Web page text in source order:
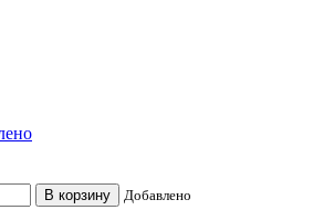
В корзину Добавлено